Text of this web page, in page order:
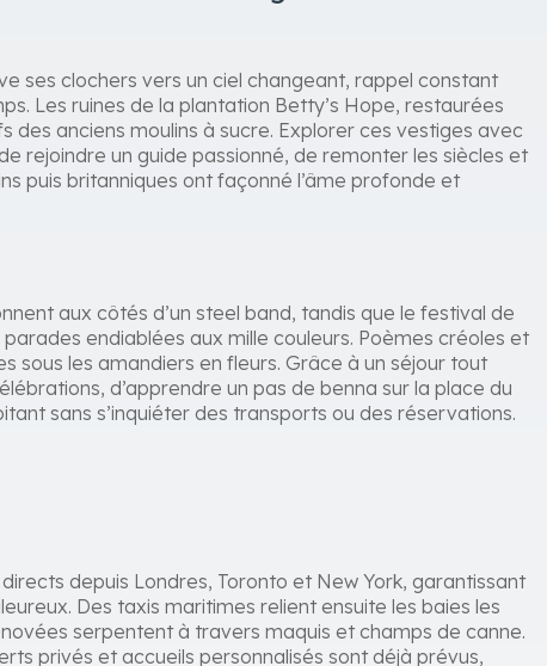
ses clochers vers un ciel changeant, rappel constant
Les ruines de la plantation Betty’s Hope, restaurées
anciens moulins à sucre. Explorer ces vestiges avec
rejoindre un guide passionné, de remonter les siècles et
puis britanniques ont façonné l’âme profonde et
aux côtés d’un steel band, tandis que le festival de
endiablées aux mille couleurs. Poèmes créoles et
sous les amandiers en fleurs. Grâce à un séjour tout
d’apprendre un pas de benna sur la place du
sans s’inquiéter des transports ou des réservations.
depuis Londres, Toronto et New York, garantissant
Des taxis maritimes relient ensuite les baies les
serpentent à travers maquis et champs de canne.
privés et accueils personnalisés sont déjà prévus,